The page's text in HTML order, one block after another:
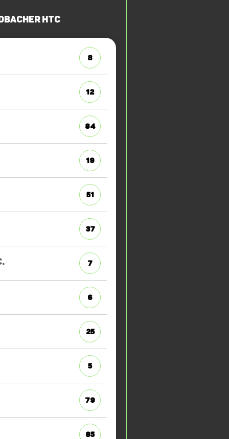
HTC
8
12
84
19
51
37
7
6
25
5
79
85